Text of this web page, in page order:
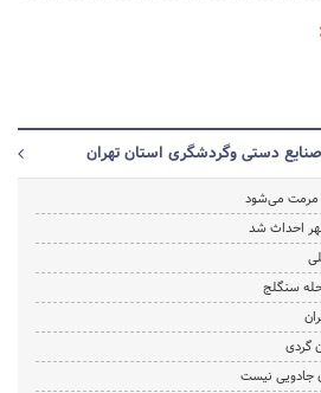
دستی وگردشگری استان تهران
مرمت می‌شود
گردی
جادویی نیست